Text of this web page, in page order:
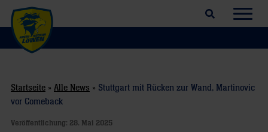
Suchfeld öffnen
Startseite » Alle News » Stuttgart mit Rücken zur Wand, Martinovic
vor Comeback
Veröffentlichung: 28. Mai 2025